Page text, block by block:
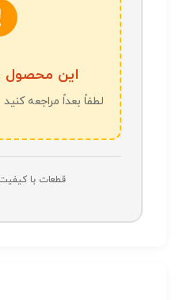
این
لطفاً بعداً مراجعه کنید
قطعات با